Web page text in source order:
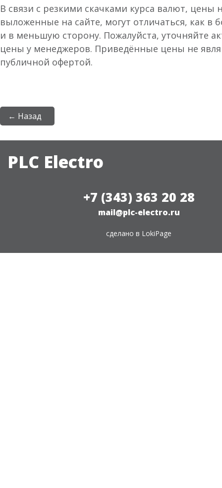
В связи с резкими скачками курса валют, цены
выложенные на сайте, могут отличаться, как в
и в меньшую сторону. Пожалуйста, уточняйте
цены у менеджеров. Приведённые цены не
публичной офертой.
← Назад
PLC Electro
+7 (343) 363 20 28
mail@plc-electro.ru
сделано в LokiPage